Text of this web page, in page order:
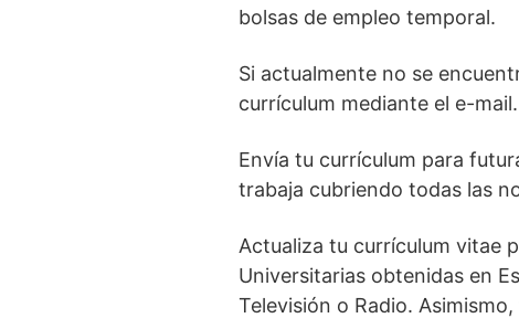
bolsas de empleo temporal.
Si actualmente no se
currículum mediante el e-
Envía tu currículum para
trabaja cubriendo todas las
Actualiza tu currículum vitae
Universitarias obtenidas en
Televisión o Radio.